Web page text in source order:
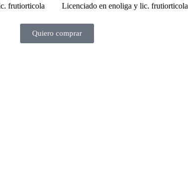
frutiorticola Licenciado en enoliga y lic. frutiorticola
Quiero comprar